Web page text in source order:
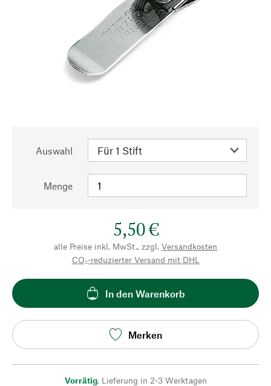
Auswahl
Menge
5,50 €
alle Preise inkl. MwSt., zzgl. Versandkosten
CO₂-reduzierter Versand mit DHL
In den Warenkorb
Merken
Vorrätig, Lieferung in 2-3 Werktagen